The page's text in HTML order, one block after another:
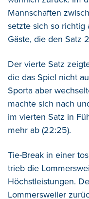
Mannschaften
setzte sich so richtig
Gäste, die den Satz
Der vierte Satz
die das Spiel nicht
Sporta aber
machte sich nach
im vierten Satz in
mehr ab (22:25).
Tie-Break in einer
trieb die
Höchstleistungen.
Lommersweiler